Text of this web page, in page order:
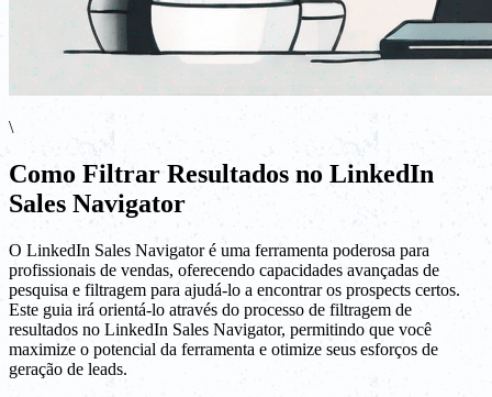
\
Como Filtrar Resultados no LinkedIn
Sales Navigator
O LinkedIn Sales Navigator é uma ferramenta poderosa para
profissionais de vendas, oferecendo capacidades avançadas de
pesquisa e filtragem para ajudá-lo a encontrar os prospects certos.
Este guia irá orientá-lo através do processo de filtragem de
resultados no LinkedIn Sales Navigator, permitindo que você
maximize o potencial da ferramenta e otimize seus esforços de
geração de leads.